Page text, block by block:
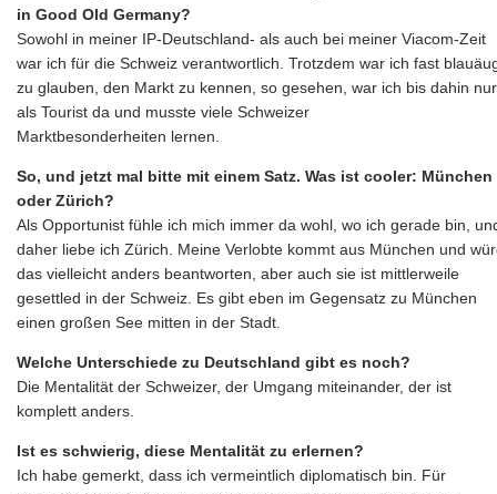
in Good Old Germany?
Sowohl in meiner IP-Deutschland- als auch bei meiner Viacom-Zeit
war ich für die Schweiz verantwortlich. Trotzdem war ich fast
zu glauben, den Markt zu kennen, so gesehen, war ich bis dahin nur
als Tourist da und musste viele Schweizer
Marktbesonderheiten lernen.
So, und jetzt mal bitte mit einem Satz. Was ist cooler: München
oder Zürich?
Als Opportunist fühle ich mich immer da wohl, wo ich gerade bin,
daher liebe ich Zürich. Meine Verlobte kommt aus München und
das vielleicht anders beantworten, aber auch sie ist mittlerweile
gesettled in der Schweiz. Es gibt eben im Gegensatz zu München
einen großen See mitten in der Stadt.
Welche Unterschiede zu Deutschland gibt es noch?
Die Mentalität der Schweizer, der Umgang miteinander, der ist
komplett anders.
Ist es schwierig, diese Mentalität zu erlernen?
Ich habe gemerkt, dass ich vermeintlich diplomatisch bin. Für